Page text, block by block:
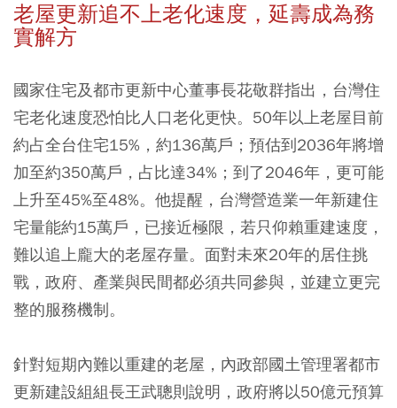
老屋更新追不上老化速度，延壽成為務
實解方
國家住宅及都市更新中心董事長花敬群指出，台灣住
宅老化速度恐怕比人口老化更快。50年以上老屋目前
約占全台住宅15%，約136萬戶；預估到2036年將增
加至約350萬戶，占比達34%；到了2046年，更可能
上升至45%至48%。他提醒，台灣營造業一年新建住
宅量能約15萬戶，已接近極限，若只仰賴重建速度，
難以追上龐大的老屋存量。面對未來20年的居住挑
戰，政府、產業與民間都必須共同參與，並建立更完
整的服務機制。
針對短期內難以重建的老屋，內政部國土管理署都市
更新建設組組長王武聰則說明，政府將以50億元預算